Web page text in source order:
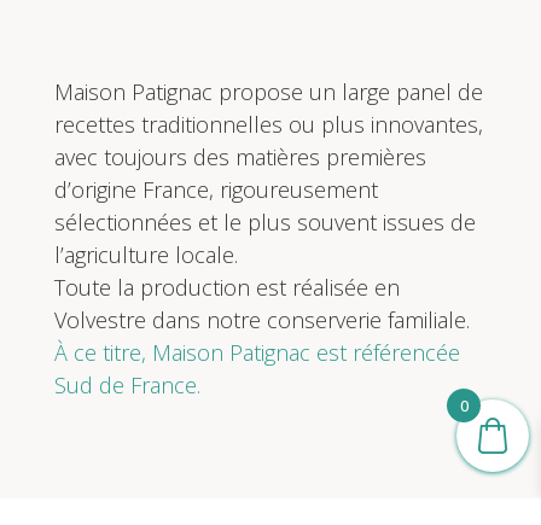
Maison Patignac propose un large panel de
recettes traditionnelles ou plus innovantes,
avec toujours des matières premières
d’origine France, rigoureusement
sélectionnées et le plus souvent issues de
l’agriculture locale.
Toute la production est réalisée en
Volvestre dans notre conserverie familiale.
À ce titre, Maison Patignac est référencée
Sud de France.
0